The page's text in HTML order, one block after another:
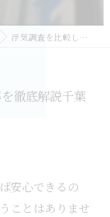
浮気調査を比較して費用や成功率を徹底解説千葉県船橋市で安心の選び方
徹底解説千葉
安心できるの
ことはありませ